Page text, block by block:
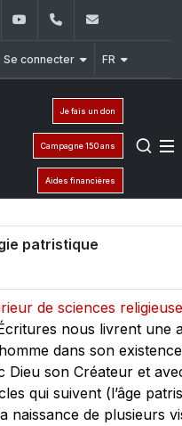
LinkedInYouTube+961 (1) 421 581
Se connecter FR
Je fais un don
Campagne 150 ans
Aides financières
patristique
de sciences
nous livrent une
dans son
Dieu son Créateur et
qui suivent (l’âge
naissance de plusieurs